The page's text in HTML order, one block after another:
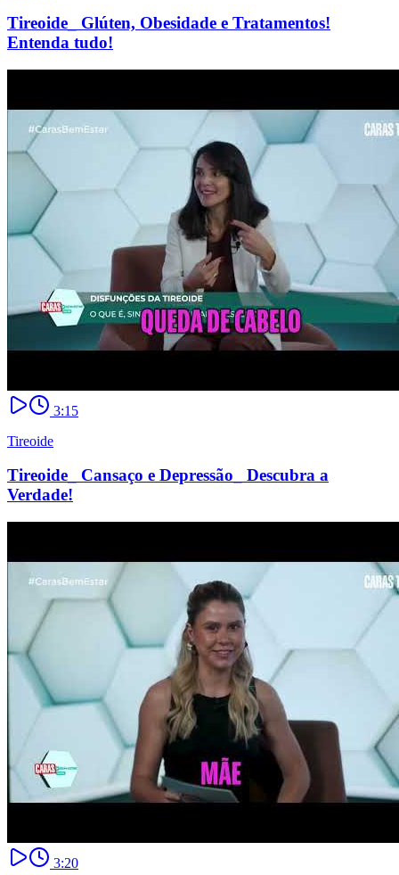
Tireoide_ Glúten, Obesidade e Tratamentos!
Entenda tudo!
3:15
Tireoide
Tireoide_ Cansaço e Depressão_ Descubra a
Verdade!
3:20